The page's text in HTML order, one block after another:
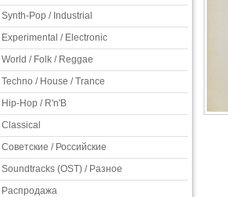
Synth-Pop / Industrial
Experimental / Electronic
World / Folk / Reggae
Techno / House / Trance
Hip-Hop / R'n'B
Classical
Советские / Российские
Soundtracks (OST) / Разное
Распродажа